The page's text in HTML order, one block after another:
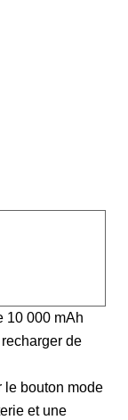
10 000 mAh
de
le bouton mode
et une